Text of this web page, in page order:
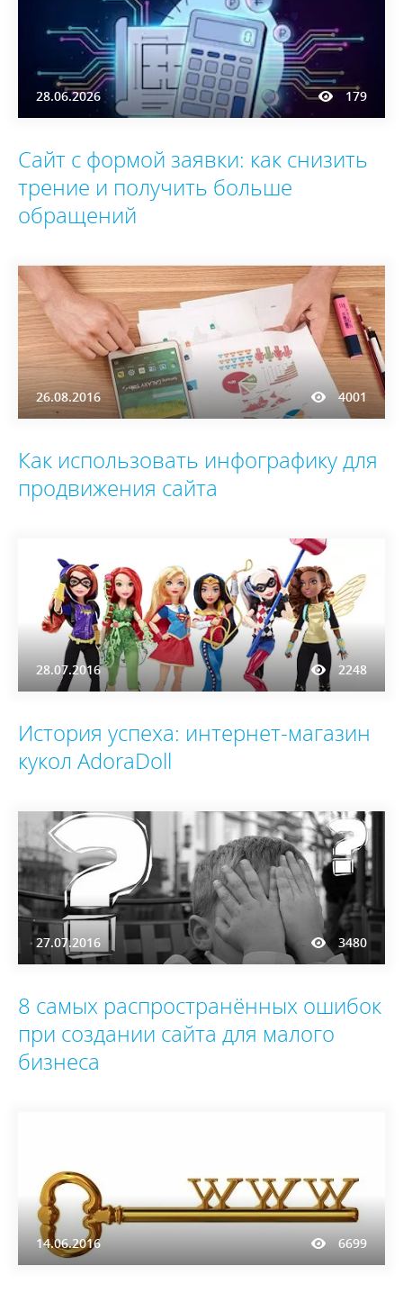
28.06.2026 179
Сайт с формой заявки: как снизить
трение и получить больше
обращений
26.08.2016 4001
Как использовать инфографику для
продвижения сайта
28.07.2016 2248
История успеха: интернет-магазин
кукол AdoraDoll
27.07.2016 3480
8 самых распространённых ошибок
при создании сайта для малого
бизнеса
14.06.2016 6699